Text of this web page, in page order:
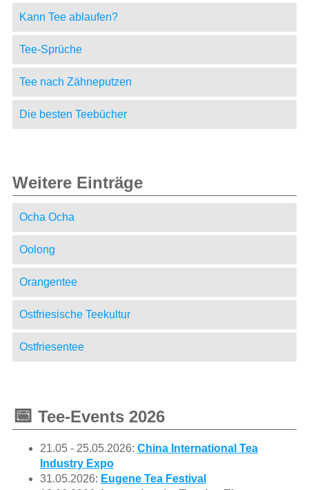
Kann Tee ablaufen?
Tee-Sprüche
Tee nach Zähneputzen
Die besten Teebücher
Weitere Einträge
Ocha Ocha
Oolong
Orangentee
Ostfriesische Teekultur
Ostfriesentee
📅 Tee-Events 2026
21.05 - 25.05.2026: China International Tea
Industry Expo
31.05.2026: Eugene Tea Festival